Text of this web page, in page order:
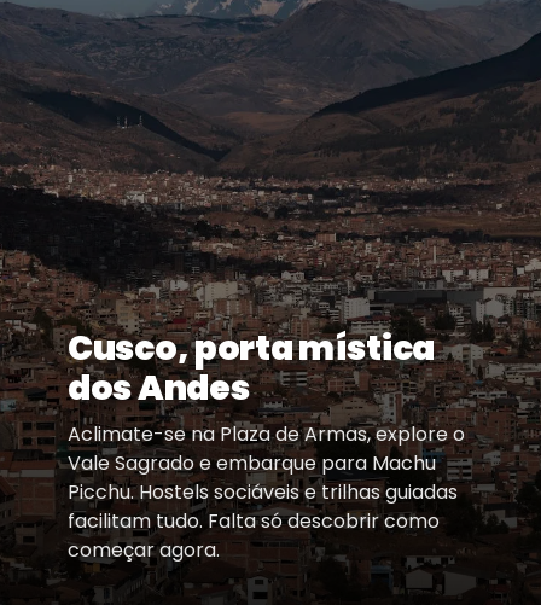
Cusco, porta mística
dos Andes
Aclimate-se na Plaza de Armas, explore o
Vale Sagrado e embarque para Machu
Picchu. Hostels sociáveis e trilhas guiadas
facilitam tudo. Falta só descobrir como
começar agora.